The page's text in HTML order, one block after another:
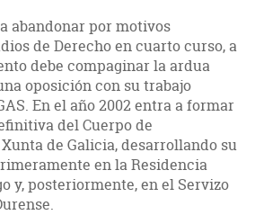
abandonar por motivos
de Derecho en cuarto curso, a
debe compaginar la ardua
oposición con su trabajo
En el año 2002 entra a formar
del Cuerpo de
de Galicia, desarrollando su
en la Residencia
y, posteriormente, en el Servizo